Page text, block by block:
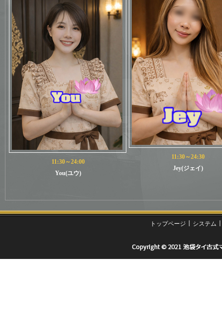
11:30～24:00
You(ユウ)
11:30～24:30
Jey(ジェイ)
トップページ システム